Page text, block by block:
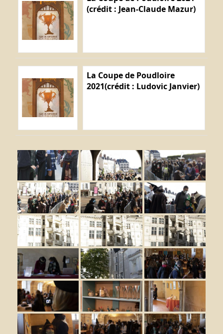
(crédit : Jean-Claude Mazur)
La Coupe de Poudloire
2021(crédit : Ludovic Janvier)